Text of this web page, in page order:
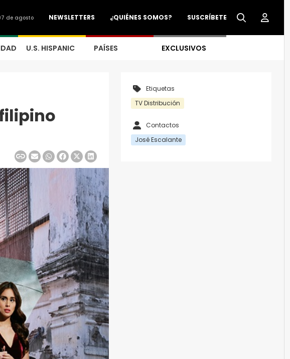
SUSCRÍBETE
¿QUIÉNES SOMOS?
NEWSLETTERS
de agosto
U.S. HISPANIC PAÍSES EXCLUSIVOS
Etiquetas
TV Distribución
Contactos
José Escalante